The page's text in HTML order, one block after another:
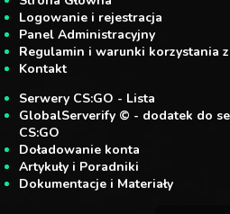
Logowanie i rejestracja
Panel Administracyjny
Regulamin i warunki korzystania
Kontakt
Serwery CS:GO - Lista
GlobalServerify © - dodatek do
CS:GO
Doładowanie konta
Artykuły i Poradniki
Dokumentacje i Materiały